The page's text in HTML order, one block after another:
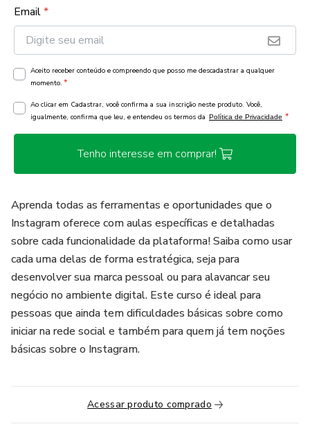
Email*
Aceito receber conteúdo e compreendo que posso me descadastrar a qualquer
momento. *
Ao clicar em Cadastrar, você confirma a sua inscrição neste produto. Você,
igualmente, confirma que leu, e entendeu os termos da Política de Privacidade *
Tenho interesse em comprar!
Aprenda todas as ferramentas e oportunidades que o
Instagram oferece com aulas específicas e detalhadas
sobre cada funcionalidade da plataforma! Saiba como usar
cada uma delas de forma estratégica, seja para
desenvolver sua marca pessoal ou para alavancar seu
negócio no ambiente digital. Este curso é ideal para
pessoas que ainda tem dificuldades básicas sobre como
iniciar na rede social e também para quem já tem noções
básicas sobre o Instagram.
Acessar produto comprado